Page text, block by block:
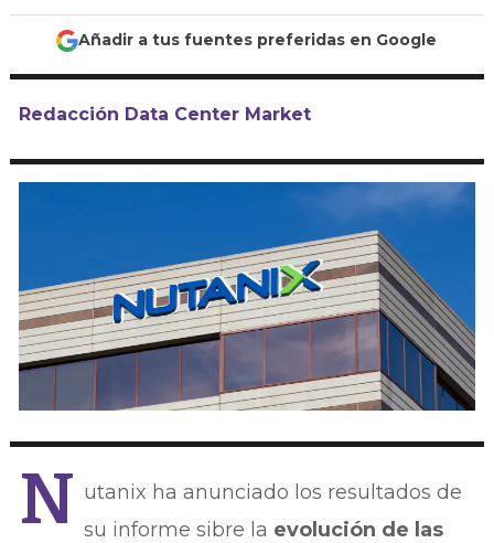
Añadir a tus fuentes preferidas en Google
Redacción Data Center Market
N utanix ha anunciado los resultados de
su informe sibre la evolución de las